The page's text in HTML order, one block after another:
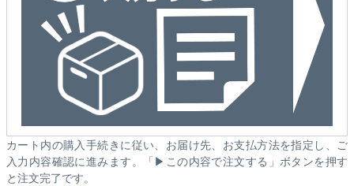
カート内の購入手続きに従い、お届け先、お支払方法を指定し、ご
入力内容確認に進みます。「▶この内容で注文する」ボタンを押す
と注文完了です。